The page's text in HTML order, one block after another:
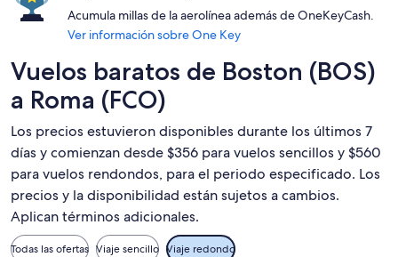
Acumula millas de la aerolínea además de OneKeyCash.
Ver información sobre One Key
Vuelos baratos de Boston (BOS)
a Roma (FCO)
Los precios estuvieron disponibles durante los últimos 7
días y comienzan desde $356 para vuelos sencillos y $560
para vuelos rendondos, para el periodo especificado. Los
precios y la disponibilidad están sujetos a cambios.
Aplican términos adicionales.
Todas las ofertas Viaje sencillo Viaje redondo